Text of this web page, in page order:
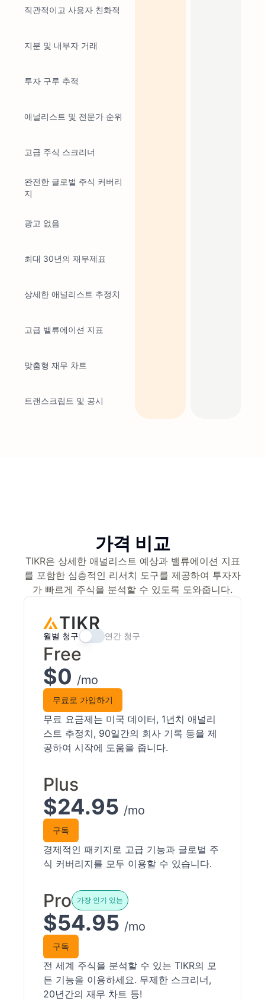
직관적이고 사용자 친화적
지분 및 내부자 거래
투자 구루 추적
애널리스트 및 전문가 순위
고급 주식 스크리너
완전한 글로벌 주식 커버리
지
광고 없음
최대 30년의 재무제표
상세한 애널리스트 추정치
고급 밸류에이션 지표
맞춤형 재무 차트
트랜스크립트 및 공시
가격 비교
TIKR은 상세한 애널리스트 예상과 밸류에이션 지표
를 포함한 심층적인 리서치 도구를 제공하여 투자자
가 빠르게 주식을 분석할 수 있도록 도와줍니다.
월별 청구 연간 청구
Free
$0 /mo
무료로 가입하기
무료 요금제는 미국 데이터, 1년치 애널리
스트 추정치, 90일간의 회사 기록 등을 제
공하여 시작에 도움을 줍니다.
Plus
$24.95 /mo
구독
경제적인 패키지로 고급 기능과 글로벌 주
식 커버리지를 모두 이용할 수 있습니다.
Pro 가장 인기 있는
$54.95 /mo
구독
전 세계 주식을 분석할 수 있는 TIKR의 모
든 기능을 이용하세요. 무제한 스크리너,
20년간의 재무 차트 등!